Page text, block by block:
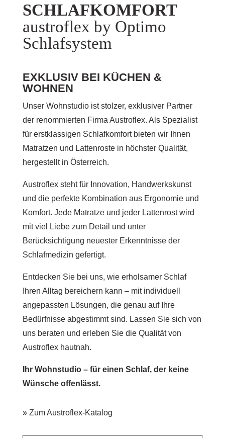
SCHLAFKOMFORT
austroflex by Optimo
Schlafsystem
EXKLUSIV BEI KÜCHEN &
WOHNEN
Unser Wohnstudio ist stolzer, exklusiver Partner
der renommierten Firma Austroflex. Als Spezialist
für erstklassigen Schlafkomfort bieten wir Ihnen
Matratzen und Lattenroste in höchster Qualität,
hergestellt in Österreich.
Austroflex steht für Innovation, Handwerkskunst
und die perfekte Kombination aus Ergonomie und
Komfort. Jede Matratze und jeder Lattenrost wird
mit viel Liebe zum Detail und unter
Berücksichtigung neuester Erkenntnisse der
Schlafmedizin gefertigt.
Entdecken Sie bei uns, wie erholsamer Schlaf
Ihren Alltag bereichern kann – mit individuell
angepassten Lösungen, die genau auf Ihre
Bedürfnisse abgestimmt sind. Lassen Sie sich von
uns beraten und erleben Sie die Qualität von
Austroflex hautnah.
Ihr Wohnstudio – für einen Schlaf, der keine
Wünsche offenlässt.
» Zum Austroflex-Katalog